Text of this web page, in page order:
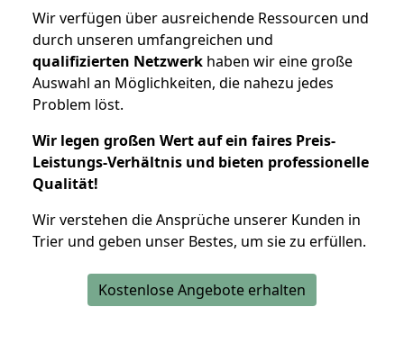
Wir verfügen über ausreichende Ressourcen und
durch unseren umfangreichen und
qualifizierten Netzwerk haben wir eine große
Auswahl an Möglichkeiten, die nahezu jedes
Problem löst.
Wir legen großen Wert auf ein faires Preis-
Leistungs-Verhältnis und bieten professionelle
Qualität!
Wir verstehen die Ansprüche unserer Kunden in
Trier und geben unser Bestes, um sie zu erfüllen.
Kostenlose Angebote erhalten